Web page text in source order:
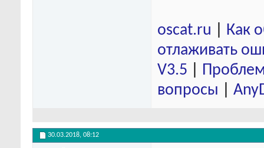
oscat.ru
Как
отлаживать
V3.5
вопросы
30.03.2018, 08:12